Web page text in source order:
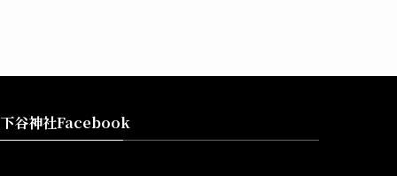
下谷神社Facebook